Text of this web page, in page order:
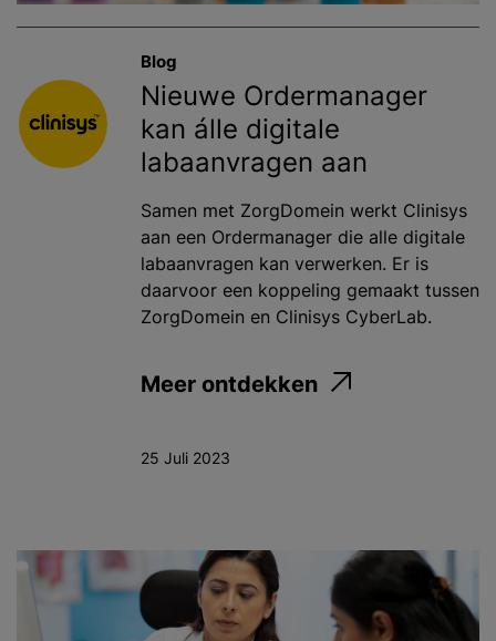
Blog
Nieuwe Ordermanager
kan álle digitale
labaanvragen aan
Samen met ZorgDomein werkt Clinisys
aan een Ordermanager die alle digitale
labaanvragen kan verwerken. Er is
daarvoor een koppeling gemaakt tussen
ZorgDomein en Clinisys CyberLab.
Meer ontdekken
25 Juli 2023